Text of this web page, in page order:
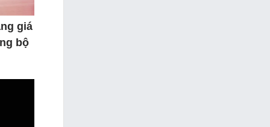
giá
bộ